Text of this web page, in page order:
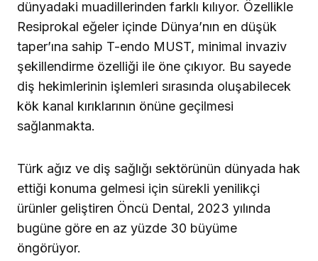
dünyadaki muadillerinden farklı kılıyor. Özellikle
Resiprokal eğeler içinde Dünya’nın en düşük
taper’ına sahip T-endo MUST, minimal invaziv
şekillendirme özelliği ile öne çıkıyor. Bu sayede
diş hekimlerinin işlemleri sırasında oluşabilecek
kök kanal kırıklarının önüne geçilmesi
sağlanmakta.
Türk ağız ve diş sağlığı sektörünün dünyada hak
ettiği konuma gelmesi için sürekli yenilikçi
ürünler geliştiren Öncü Dental, 2023 yılında
bugüne göre en az yüzde 30 büyüme
öngörüyor.